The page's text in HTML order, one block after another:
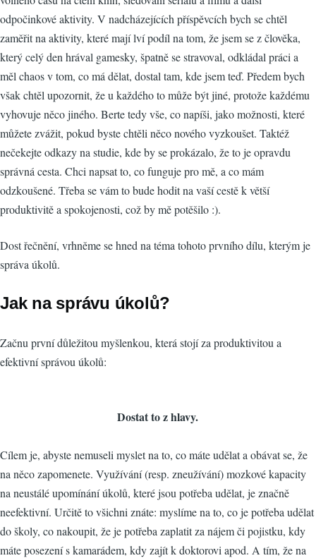
odpočinkové aktivity. V nadcházejících příspěvcích bych se chtěl
zaměřit na aktivity, které mají lví podíl na tom, že jsem se z člověka,
který celý den hrával gamesky, špatně se stravoval, odkládal práci a
měl chaos v tom, co má dělat, dostal tam, kde jsem teď. Předem bych
však chtěl upozornit, že u každého to může být jiné, protože každému
vyhovuje něco jiného. Berte tedy vše, co napíši, jako možnosti, které
můžete zvážit, pokud byste chtěli něco nového vyzkoušet. Taktéž
nečekejte odkazy na studie, kde by se prokázalo, že to je opravdu
správná cesta. Chci napsat to, co funguje pro mě, a co mám
odzkoušené. Třeba se vám to bude hodit na vaší cestě k větší
produktivitě a spokojenosti, což by mě potěšilo :).
Dost řečnění, vrhněme se hned na téma tohoto prvního dílu, kterým je
správa úkolů.
Jak na správu úkolů?
Začnu první důležitou myšlenkou, která stojí za produktivitou a
efektivní správou úkolů:
Dostat to z hlavy.
Cílem je, abyste nemuseli myslet na to, co máte udělat a obávat se, že
na něco zapomenete. Využívání (resp. zneužívání) mozkové kapacity
na neustálé upomínání úkolů, které jsou potřeba udělat, je značně
neefektivní. Určitě to všichni znáte: myslíme na to, co je potřeba udělat
do školy, co nakoupit, že je potřeba zaplatit za nájem či pojistku, kdy
máte posezení s kamarádem, kdy zajít k doktorovi apod. A tím, že na